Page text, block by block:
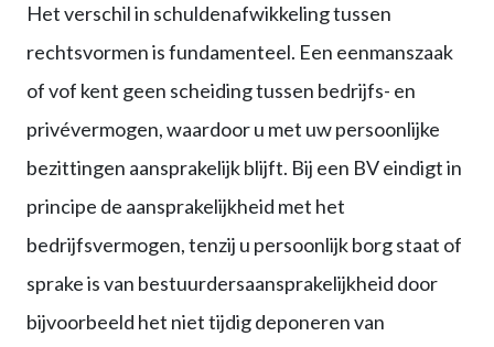
Het verschil in schuldenafwikkeling tussen
rechtsvormen is fundamenteel. Een eenmanszaak
of vof kent geen scheiding tussen bedrijfs- en
privévermogen, waardoor u met uw persoonlijke
bezittingen aansprakelijk blijft. Bij een BV eindigt in
principe de aansprakelijkheid met het
bedrijfsvermogen, tenzij u persoonlijk borg staat of
sprake is van bestuurdersaansprakelijkheid door
bijvoorbeeld het niet tijdig deponeren van